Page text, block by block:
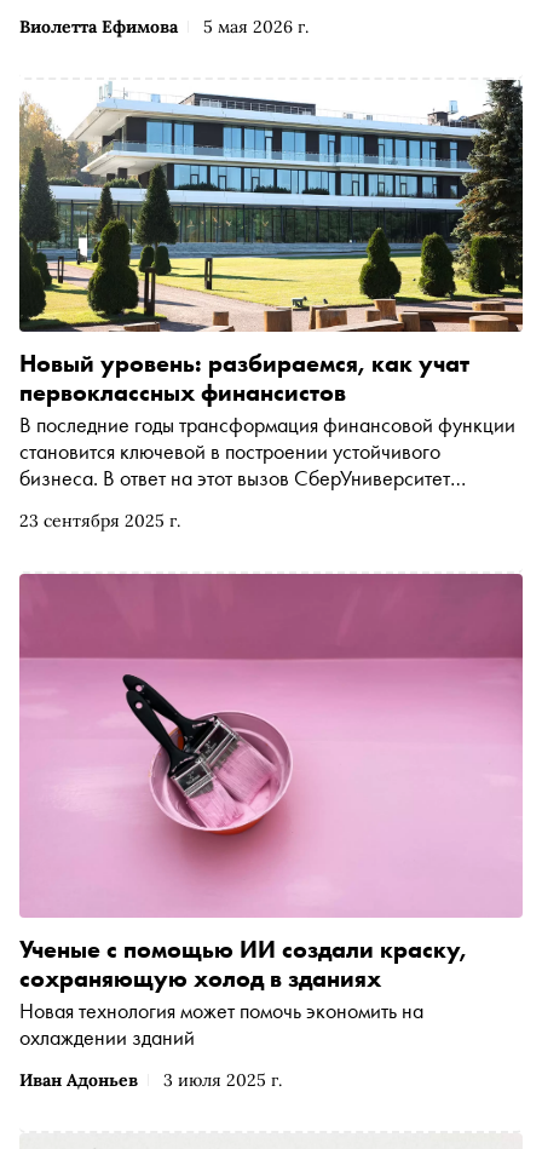
Виолетта Ефимова 5 мая 2026 г.
23 сентября 2025 г.
Новый уровень: разбираемся, как учат
первоклассных финансистов
В последние годы трансформация финансовой функции
становится ключевой в построении устойчивого
бизнеса. В ответ на этот вызов СберУниверситет
призванную поддержать профессионалов бизнес-среды
Она предлагает серию специализированных
и финансов. «Сноб» разбирается, как устроена Школа
финансов, какие программы она включает и чем может
быть полезна для разных категорий специалистов
Иван Адоньев 3 июля 2025 г.
Ученые с помощью ИИ создали краску,
сохраняющую холод в зданиях
Новая технология может помочь экономить на
охлаждении зданий